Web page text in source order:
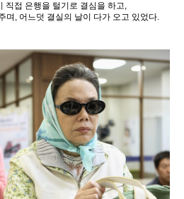
직접 은행을 털기로 결심을 하고,
며, 어느덧 결실의 날이 다가 오고 있었다.